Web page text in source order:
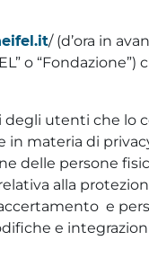
/ (d’ora in
o
utenti che lo
materia di
delle persone
alla
e
e